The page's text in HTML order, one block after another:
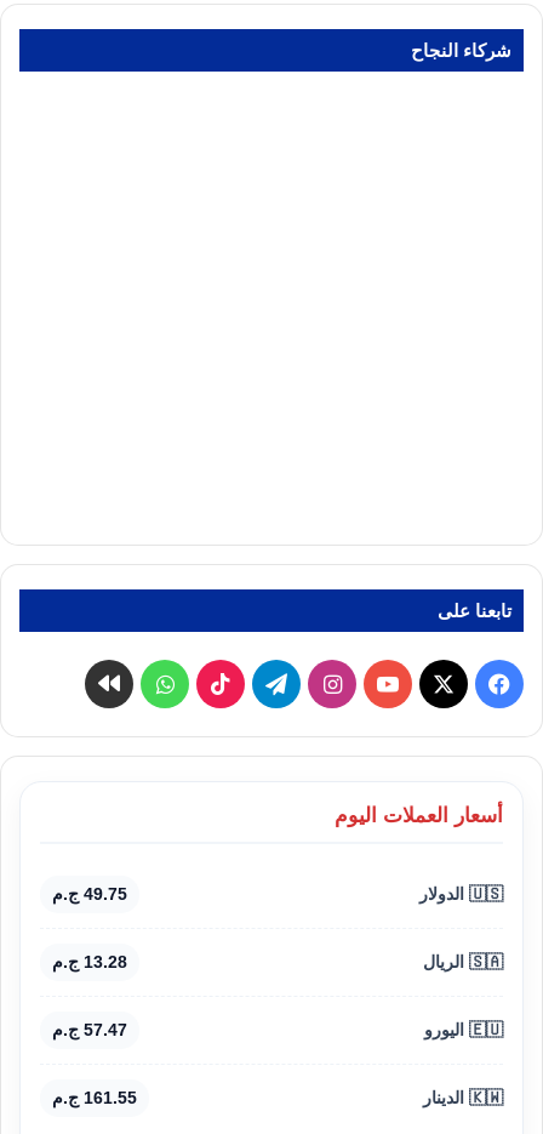
شركاء النجاح
تابعنا على
فيسبوك
‫X
‫YouTubeانستقرامتيلقرام ‫TikTokواتسابكواى
أسعار العملات اليوم
🇺🇸 الدولار 49.75 ج.م
🇸🇦 الريال 13.28 ج.م
🇪🇺 اليورو 57.47 ج.م
🇰🇼 الدينار 161.55 ج.م